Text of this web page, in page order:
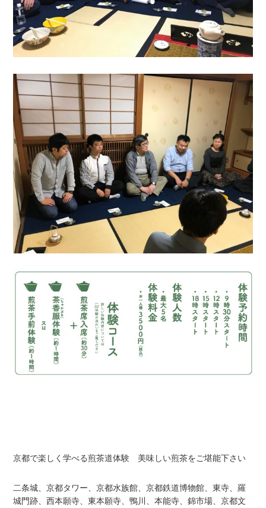
京都で楽しく学べる煎茶道体験 美味しい煎茶をご堪能下さい
二条城、京都タワー、京都水族館、京都鉄道博物館、東寺、羅
城門跡、西本願寺、東本願寺、鴨川、本能寺、錦市場、京都文